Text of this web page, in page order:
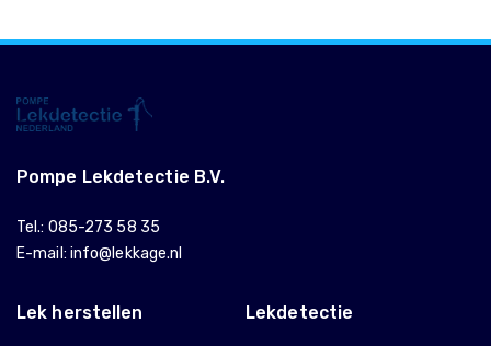
Pompe Lekdetectie B.V.
Tel.: 085-273 58 35
E-mail: info@lekkage.nl
Lekdetectie
Lek herstellen